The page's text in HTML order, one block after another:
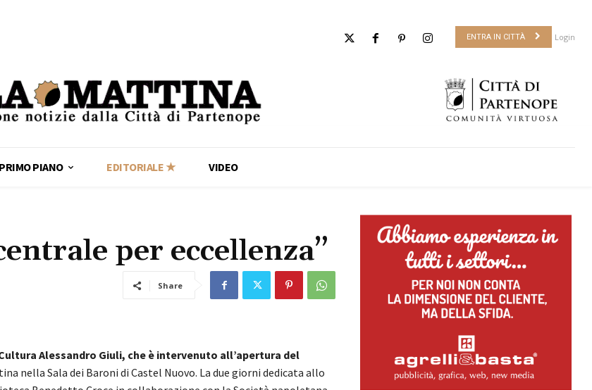
ENTRA IN CITTÀ Login
PRIMO PIANO EDITORIALE ★ VIDEO
per eccellenza”
Share
Alessandro Giuli, che è intervenuto all’apertura del
nella Sala dei Baroni di Castel Nuovo. La due giorni dedicata allo